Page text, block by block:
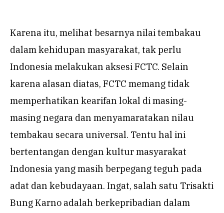
Karena itu, melihat besarnya nilai tembakau
dalam kehidupan masyarakat, tak perlu
Indonesia melakukan aksesi FCTC. Selain
karena alasan diatas, FCTC memang tidak
memperhatikan kearifan lokal di masing-
masing negara dan menyamaratakan nilau
tembakau secara universal. Tentu hal ini
bertentangan dengan kultur masyarakat
Indonesia yang masih berpegang teguh pada
adat dan kebudayaan. Ingat, salah satu Trisakti
Bung Karno adalah berkepribadian dalam